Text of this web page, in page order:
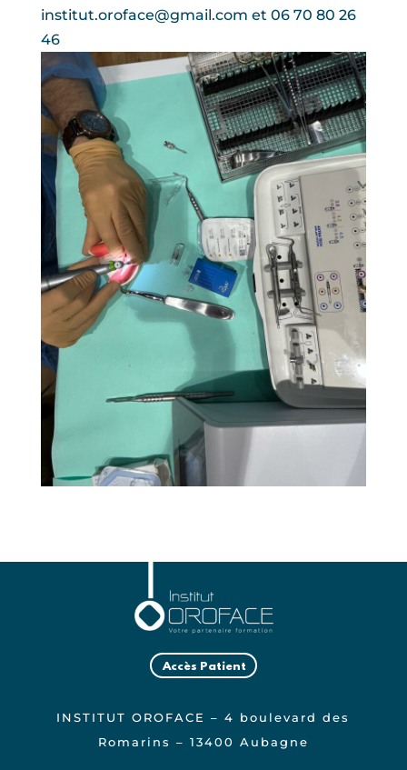
institut.oroface@gmail.com et 06 70 80 26
46
Accès Patient
INSTITUT OROFACE – 4 boulevard des
Romarins – 13400 Aubagne